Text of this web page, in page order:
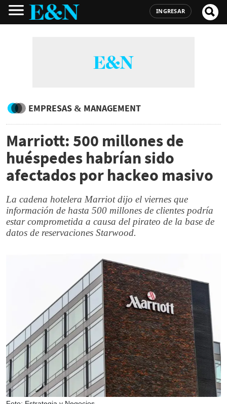
INGRESAR
EMPRESAS & MANAGEMENT
Marriott: 500 millones de
huéspedes habrían sido
afectados por hackeo masivo
La cadena hotelera Marriot dijo el viernes que
información de hasta 500 millones de clientes podría
estar comprometida a causa del pirateo de la base de
datos de reservaciones Starwood.